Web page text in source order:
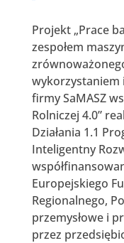
Projekt „Prace
zespołem
wykorzystaniem
firmy SaMASZ
Rolniczej 4.0”
Działania 1.1
Inteligentny
Europejskiego
Regionalnego,
przemysłowe i
przez